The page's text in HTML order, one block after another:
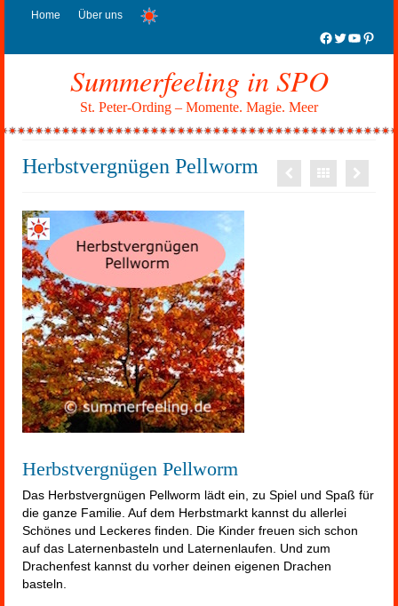
Home Über uns
Facebook
Twitter
Summerfeeling in SPO
St. Peter-Ording – Momente. Magie. Meer
Herbstvergnügen Pellworm
Herbstvergnügen Pellworm
Das Herbstvergnügen Pellworm lädt ein, zu Spiel und Spaß für
die ganze Familie. Auf dem Herbstmarkt kannst du allerlei
Schönes und Leckeres finden. Die Kinder freuen sich schon
auf das Laternenbasteln und Laternenlaufen. Und zum
Drachenfest kannst du vorher deinen eigenen Drachen
basteln.